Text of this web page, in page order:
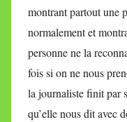
montrant partout une
normalement et
personne ne la
fois si on ne nous
la journaliste finit par
qu’elle nous dit avec